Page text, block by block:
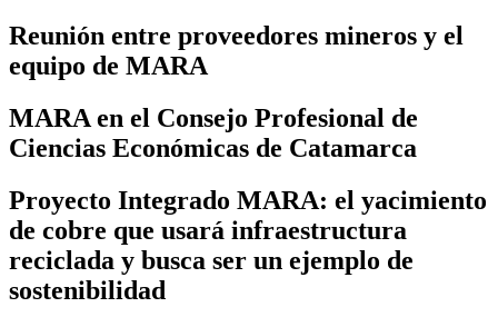
Reunión entre proveedores mineros y el
equipo de MARA
MARA en el Consejo Profesional de
Ciencias Económicas de Catamarca
Proyecto Integrado MARA: el yacimiento
de cobre que usará infraestructura
reciclada y busca ser un ejemplo de
sostenibilidad